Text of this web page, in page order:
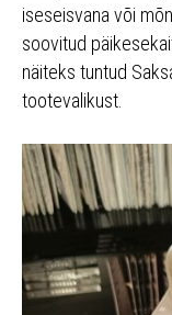
iseseisvana või
soovitud
näiteks tuntud
tootevalikust.